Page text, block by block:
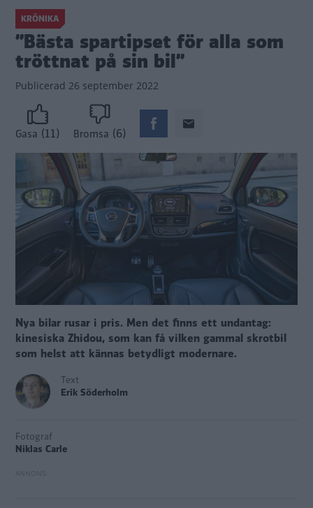
KRÖNIKA
”Bästa spartipset för alla som
tröttnat på sin bil”
Publicerad 26 september 2022
Gasa (11) Bromsa (6)
Nya bilar rusar i pris. Men det finns ett undantag:
kinesiska Zhidou, som kan få vilken gammal skrotbil
som helst att kännas betydligt modernare.
Text
Erik Söderholm
Fotograf
Niklas Carle